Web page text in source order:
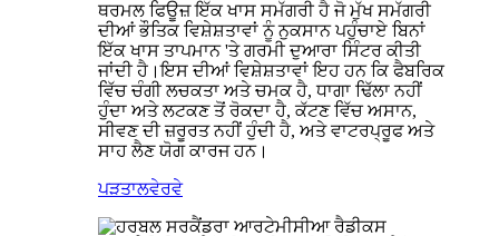
ਥਰਮਲ ਫਿਊਜ਼ ਇੱਕ ਖਾਸ ਸਮੱਗਰੀ ਹੈ ਜੋ ਮੁੱਖ ਸਮੱਗਰੀ
ਦੀਆਂ ਭੌਤਿਕ ਵਿਸ਼ੇਸ਼ਤਾਵਾਂ ਨੂੰ ਨੁਕਸਾਨ ਪਹੁੰਚਾਏ ਬਿਨਾਂ
ਇੱਕ ਖਾਸ ਤਾਪਮਾਨ 'ਤੇ ਗਰਮੀ ਦੁਆਰਾ ਸਿੰਟਰ ਕੀਤੀ
ਜਾਂਦੀ ਹੈ।ਇਸ ਦੀਆਂ ਵਿਸ਼ੇਸ਼ਤਾਵਾਂ ਇਹ ਹਨ ਕਿ ਫੈਬਰਿਕ
ਵਿੱਚ ਚੰਗੀ ਲਚਕਤਾ ਅਤੇ ਚਮਕ ਹੈ, ਧਾਗਾ ਢਿੱਲਾ ਨਹੀਂ
ਹੁੰਦਾ ਅਤੇ ਲਟਕਣ ਤੋਂ ਰੋਕਦਾ ਹੈ, ਕੱਟਣ ਵਿੱਚ ਅਸਾਨ,
ਸੀਵਣ ਦੀ ਜ਼ਰੂਰਤ ਨਹੀਂ ਹੁੰਦੀ ਹੈ, ਅਤੇ ਵਾਟਰਪ੍ਰੂਫ ਅਤੇ
ਸਾਹ ਲੈਣ ਯੋਗ ਕਾਰਜ ਹਨ।
ਪੜਤਾਲਵੇਰਵੇ